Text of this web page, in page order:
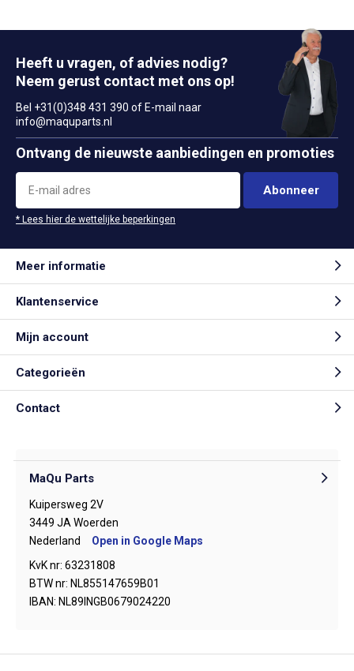
Heeft u vragen, of advies nodig?
Neem gerust contact met ons op!
Bel +31(0)348 431 390 of E-mail naar
info@maquparts.nl
Ontvang de nieuwste aanbiedingen en promoties
Abonneer
* Lees hier de wettelijke beperkingen
Meer informatie
Klantenservice
Mijn account
Categorieën
Contact
MaQu Parts
Kuipersweg 2V
3449 JA Woerden
Nederland
Open in Google Maps
KvK nr: 63231808
BTW nr: NL855147659B01
IBAN: NL89INGB0679024220